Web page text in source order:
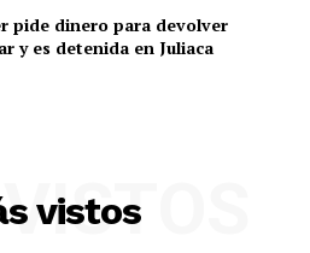
pide dinero para devolver
y es detenida en Juliaca
vistos